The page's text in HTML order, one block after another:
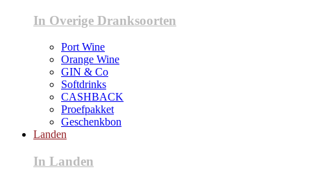
In Overige Dranksoorten
Port Wine
Orange Wine
GIN & Co
Softdrinks
CASHBACK
Proefpakket
Geschenkbon
Landen
In Landen